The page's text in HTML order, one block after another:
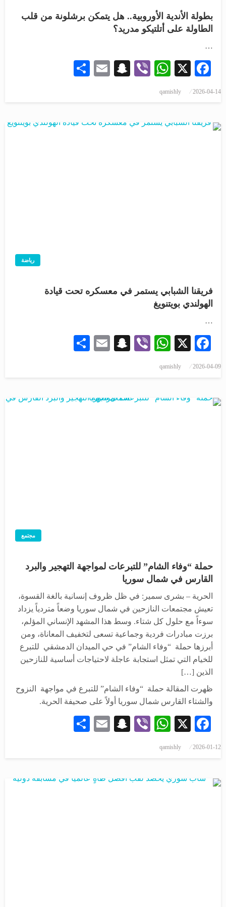
بطولة الأندية الأوروبية.. هل يتمكن برشلونة من قلب
الطاولة على أتلتيكو مدريد؟
…
Facebook
X
WhatsApp
Viber
Snapchat
Email
2026-04-14
qamishly
رياضة
فريقنا الشبابي يستمر في معسكره تحت قيادة
الهولندي بويتنويغ
…
Facebook
X
WhatsApp
Viber
Snapchat
Email
2026-04-09
qamishly
مجتمع
حملة “وفاء الشام” للتبرعات لمواجهة التهجير والبرد
القارس في شمال سوريا
الحرية – بشرى سمير: في ظل ظروف إنسانية بالغة القسوة،
تعيش مجتمعات النازحين في شمال سوريا وضعاً متردياً يزداد
سوءاً مع حلول كل شتاء. وسط هذا المشهد الإنساني المؤلم،
برزت مبادرات فردية وجماعية تسعى لتخفيف المعاناة، ومن
أبرزها حملة “وفاء الشام” في حي الميدان الدمشقي للتبرع
للخيام التي تمثل استجابة عاجلة لاحتياجات أساسية للنازحين
الذين […]
ظهرت المقالة حملة “وفاء الشام” للتبرع في مواجهة النزوح
والشتاء القارس شمال سوريا أولاً على صحيفة الحرية.
Facebook
X
WhatsApp
Viber
Snapchat
Email
2026-01-12
qamishly